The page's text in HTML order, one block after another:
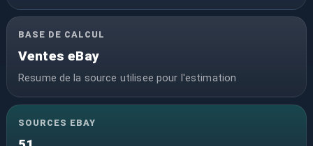
BASE DE CALCUL
Ventes eBay
Resume de la source utilisee pour l'estimation
SOURCES EBAY